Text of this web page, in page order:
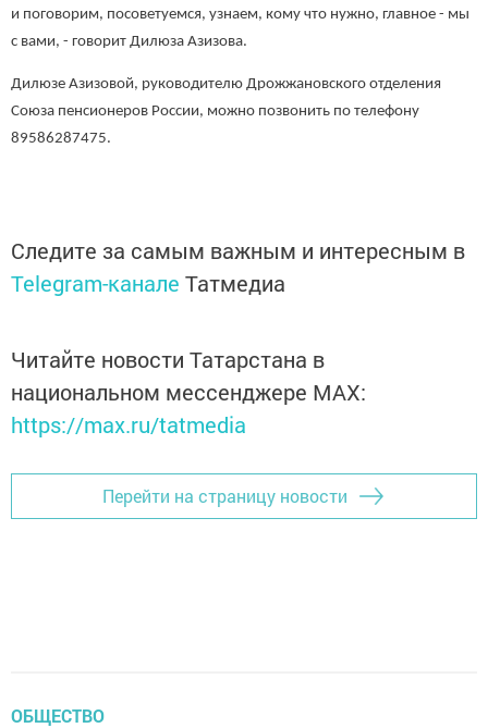
и поговорим, посоветуемся, узнаем, кому что нужно, главное - мы
с вами, - говорит Дилюза Азизова.
Дилюзе Азизовой, руководителю Дрожжановского отделения
Союза пенсионеров России, можно позвонить по телефону
89586287475.
Следите за самым важным и интересным в
Telegram-канале Татмедиа
Читайте новости Татарстана в
национальном мессенджере MАХ:
https://max.ru/tatmedia
Перейти на страницу новости
ОБЩЕСТВО